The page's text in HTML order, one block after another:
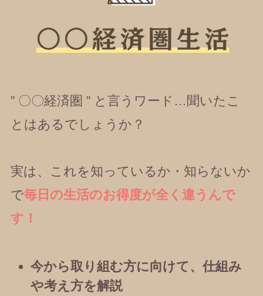
” 〇〇経済圏 ” と言うワード…聞いたこ
とはあるでしょうか？
実は、これを知っているか・知らないか
で毎日の生活のお得度が全く違うんで
す！
今から取り組む方に向けて、仕組み
や考え方を解説